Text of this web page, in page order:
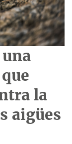
la
aigües